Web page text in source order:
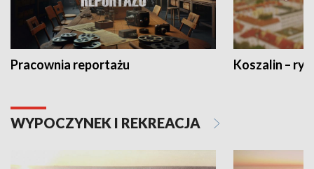
Pracownia reportażu Koszalin –
WYPOCZYNEK I REKREACJA